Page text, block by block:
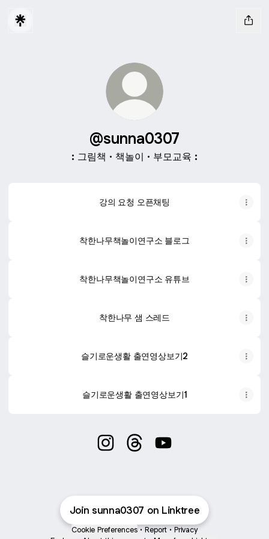
@sunna0307
: 그림책 · 책놀이 · 부모교육 :
강의 요청 오픈채팅
착한나무책놀이연구소 블로그
착한나무책놀이연구소 유튜브
착한나무 샘 스레드
슬기로운생활 출연영상보기2
슬기로운생활 출연영상보기1
Join sunna0307 on Linktree
Cookie Preferences • Report • Privacy